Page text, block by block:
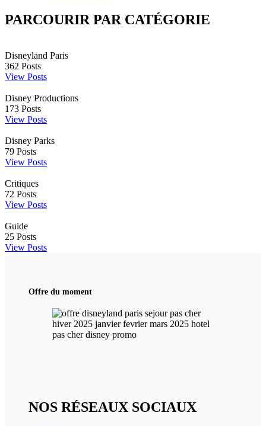
PARCOURIR PAR CATÉGORIE
Disneyland Paris
362 Posts
View Posts
Disney Productions
173 Posts
View Posts
Disney Parks
79 Posts
View Posts
Critiques
72 Posts
View Posts
Guide
25 Posts
View Posts
Offre du moment
NOS RÉSEAUX SOCIAUX